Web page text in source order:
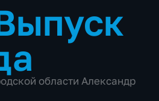
области Александр